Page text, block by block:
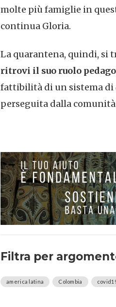
molte più famiglie in
continua Gloria.
La quarantena, quindi, si
ritrovi il suo ruolo
fattibilità di un sistema di
perseguita dalla
Filtra per
america latina Colombia